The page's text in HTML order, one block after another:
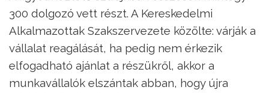
300 dolgozó vett részt. A Kereskedelmi
Alkalmazottak Szakszervezete közölte: várják a
vállalat reagálását, ha pedig nem érkezik
elfogadható ajánlat a részükről, akkor a
munkavállalók elszántak abban, hogy újra